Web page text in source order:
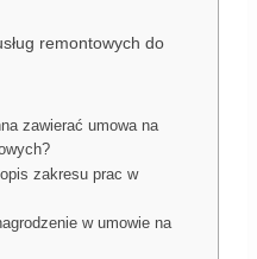
remontowych do
zawierać umowa na
zakresu prac w
w umowie na